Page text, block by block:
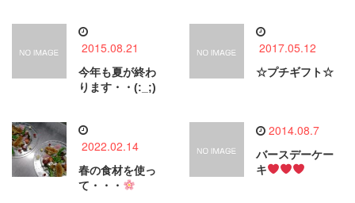
2015.08.21
今年も夏が終わ
ります・・(:_;)
2017.05.12
☆プチギフト☆
2022.02.14
春の食材を使っ
て・・・
2014.08.7
バースデーケー
キ